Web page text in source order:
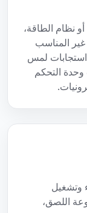
قد يؤدي التشويش الصادر عن شاشة LCD أو نظام الطاقة،
غير المناسب
استجابات لمس
التحكم
وتشغيل
اللصق،